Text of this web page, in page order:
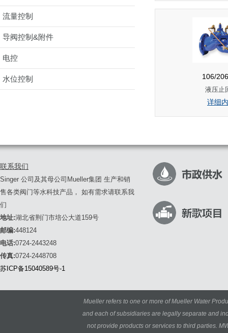
流量控制
导阀控制&附件
电控
水位控制 106/
液压止
详细
联系我们
Singer 公司及其母公司Mueller集团 生产和销
售各类阀门等水科技产品， 如有需求请联系我
们
地址:湖北省荆门市培公大道159号
邮编:448124
电话:0724-2443248
传真:0724-2448708
苏ICP备15040589号-1
Mueller refers to one or more of Mueller Water
and each of subsidiaries are legally separate and
not provide products or services to third parties.